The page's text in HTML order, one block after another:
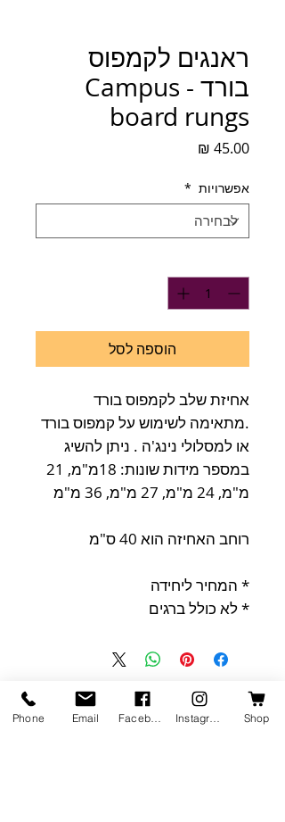
ראנגים לקמפוס
בורד - Campus
board rungs
אפשרויות *
הוספה לסל
אחיזת שלב לקמפוס בורד
.מתאימה לשימוש על קמפוס בורד
או למסלולי נינג'ה . ניתן להשיג
במספר מידות שונות: 18מ"מ, 21
מ"מ, 24 מ"מ, 27 מ"מ, 36 מ"מ
רוחב האחיזה הוא 40 ס"מ
* המחיר ליחידה
* לא כולל ברגים
מוצרים דומים Phone Email Shop